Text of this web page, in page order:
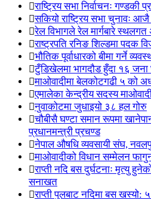
राष्ट्रिय सभा निर्वाचनः गण्डकी
सकियो राष्ट्रिय सभा चुनावः
रेल विभागले रेल मार्गबारे स्थलगत
राष्ट्रपति रनिङ शिल्डमा पदक
भौतिक पूर्वाधारको बीमा गर्ने
टुँडिखेलमा भागदौड हुँदा १६ जना
माओवादीमा बेलकोटगढी ५ को
एमालेका केन्द्रीय सदस्य
नुवाकोटमा जुधाइयो ३८ हल गोरु
चौबीसै घण्टा समान रूपमा
प्रधानमन्त्री प्रचण्ड
नेपाल औषधि व्यवसायी संघ,
माओवादीको विधान सम्मेलन
राप्ती नदि बस दुर्घटनाः मृत्यु
सनाखत
राप्ती पुलबाट नदिमा बस खस्यो: